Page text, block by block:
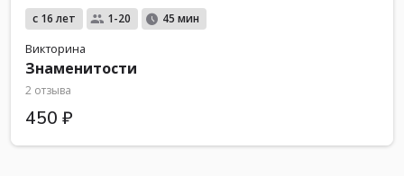
с 16 лет 1-20 45 мин
Викторина
Знаменитости
2 отзыва
450 ₽